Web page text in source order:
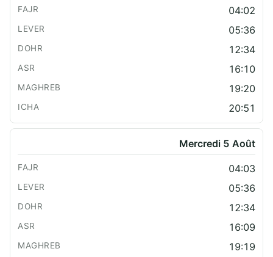
04:02
05:36
12:34
16:10
19:20
20:51
Mercredi 5 Août
04:03
05:36
12:34
16:09
19:19